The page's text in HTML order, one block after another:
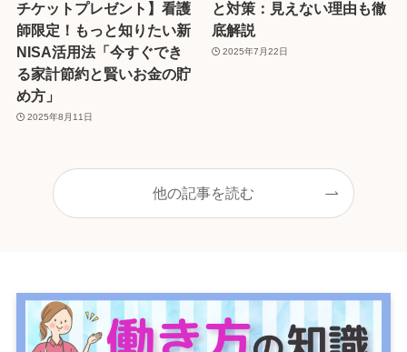
チケットプレゼント】看護
師限定！もっと知りたい新
NISA活用法「今すぐでき
る家計節約と賢いお金の貯
め方」
2025年8月11日
と対策：見えない理由も徹
底解説
2025年7月22日
他の記事を読む